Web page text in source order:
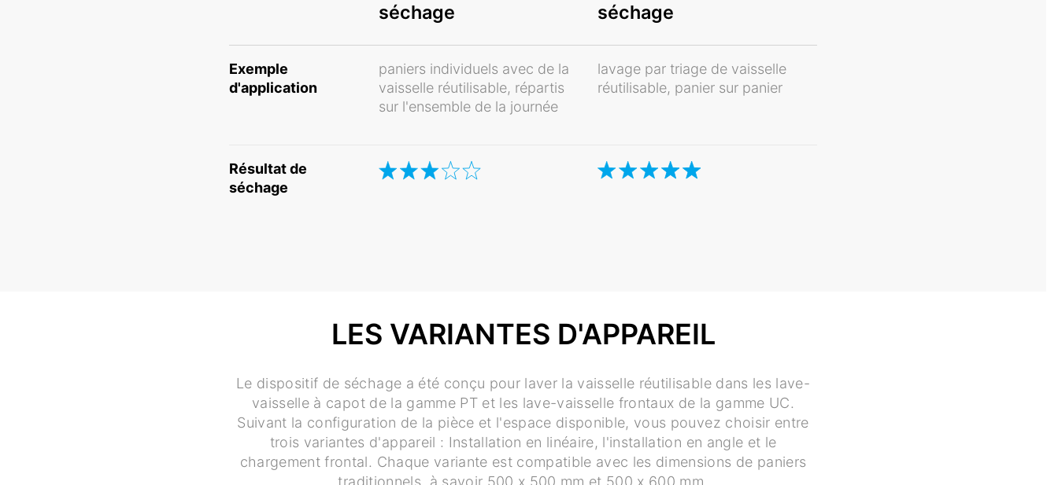
séchage
séchage
Exemple
d'application
paniers individuels avec de la
vaisselle réutilisable, répartis
sur l'ensemble de la journée
lavage par triage de vaisselle
réutilisable, panier sur panier
Résultat de
séchage
LES VARIANTES D'APPAREIL
Le dispositif de séchage a été conçu pour laver la vaisselle réutilisable dans les lave-
vaisselle à capot de la gamme PT et les lave-vaisselle frontaux de la gamme UC.
Suivant la configuration de la pièce et l'espace disponible, vous pouvez choisir entre
trois variantes d'appareil : Installation en linéaire, l'installation en angle et le
chargement frontal. Chaque variante est compatible avec les dimensions de paniers
traditionnels, à savoir 500 x 500 mm et 500 x 600 mm.